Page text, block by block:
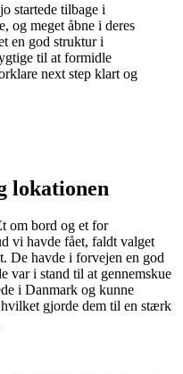
startede tilbage i
og meget åbne i deres
en god struktur i
til at formidle
next step klart og
lokationen
om bord og et for
vi havde fået, faldt valget
De havde i forvejen en god
var i stand til at gennemskue
i Danmark og kunne
gjorde dem til en stærk